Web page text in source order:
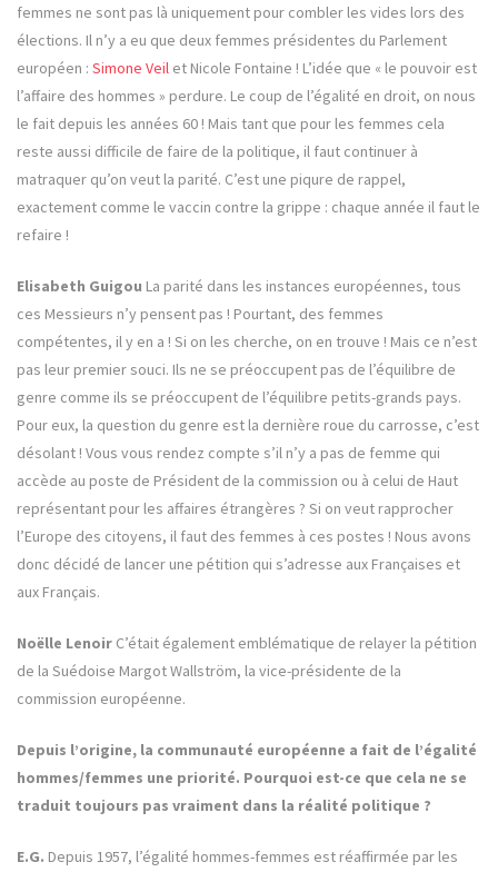
femmes ne sont pas là uniquement pour combler les vides lors des
élections. Il n’y a eu que deux femmes présidentes du Parlement
européen : Simone Veil et Nicole Fontaine ! L’idée que « le pouvoir est
l’affaire des hommes » perdure. Le coup de l’égalité en droit, on nous
le fait depuis les années 60 ! Mais tant que pour les femmes cela
reste aussi difficile de faire de la politique, il faut continuer à
matraquer qu’on veut la parité. C’est une piqure de rappel,
exactement comme le vaccin contre la grippe : chaque année il faut le
refaire !
Elisabeth Guigou La parité dans les instances européennes, tous
ces Messieurs n’y pensent pas ! Pourtant, des femmes
compétentes, il y en a ! Si on les cherche, on en trouve ! Mais ce n’est
pas leur premier souci. Ils ne se préoccupent pas de l’équilibre de
genre comme ils se préoccupent de l’équilibre petits-grands pays.
Pour eux, la question du genre est la dernière roue du carrosse, c’est
désolant ! Vous vous rendez compte s’il n’y a pas de femme qui
accède au poste de Président de la commission ou à celui de Haut
représentant pour les affaires étrangères ? Si on veut rapprocher
l’Europe des citoyens, il faut des femmes à ces postes ! Nous avons
donc décidé de lancer une pétition qui s’adresse aux Françaises et
aux Français.
Noëlle Lenoir C’était également emblématique de relayer la pétition
de la Suédoise Margot Wallström, la vice-présidente de la
commission européenne.
Depuis l’origine, la communauté européenne a fait de l’égalité
hommes/femmes une priorité. Pourquoi est-ce que cela ne se
traduit toujours pas vraiment dans la réalité politique ?
E.G. Depuis 1957, l’égalité hommes-femmes est réaffirmée par les